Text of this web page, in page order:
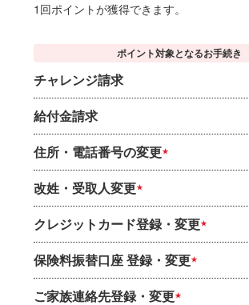
1回ポイントが獲得できます。
ポイント対象となるお手続き
チャレンジ請求
給付金請求
住所・電話番号の変更★
改姓・受取人変更★
クレジットカード登録・変更★
保険料振替口座 登録・変更★
ご家族連絡先登録・変更★